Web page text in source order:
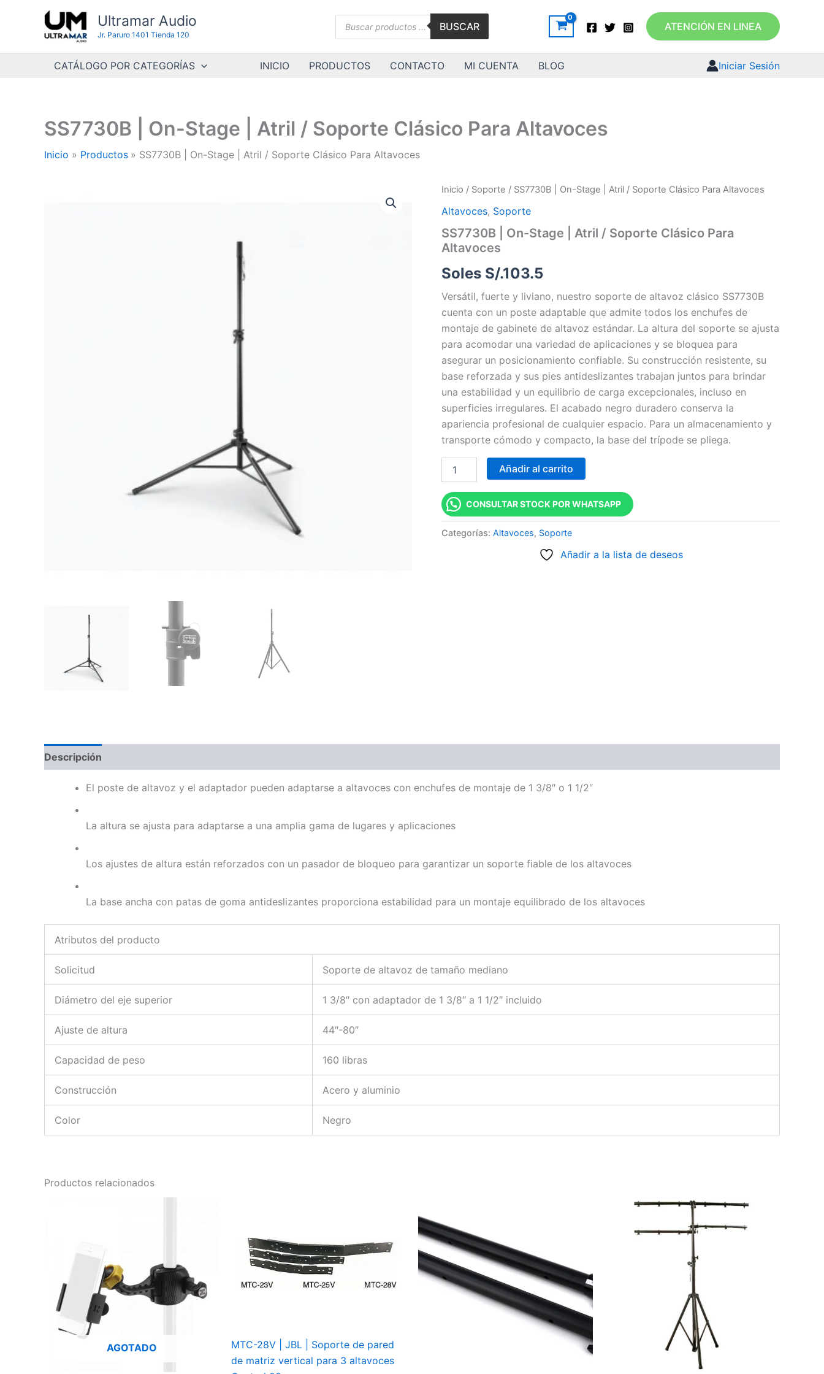
contenido
Ultramar Audio
Jr. Paruro 1401 Tienda 120
Búsqueda
BUSCAR ATENCIÓN EN LINEA
CATÁLOGO POR CATEGORÍAS INICIO PRODUCTOS CONTACTO MI CUENTA BLOG Iniciar Sesión
SS7730B | On-Stage | Atril / Soporte Clásico Para Altavoces
Inicio Productos SS7730B | On-Stage | Atril / Soporte Clásico Para Altavoces
Inicio / Soporte / SS7730B | On-Stage | Atril / Soporte Clásico Para Altavoces
Altavoces, Soporte
SS7730B | On-Stage | Atril / Soporte Clásico Para
Altavoces
Soles S/.103.5
Versátil, fuerte y liviano, nuestro soporte de altavoz clásico SS7730B
cuenta con un poste adaptable que admite todos los enchufes de
montaje de gabinete de altavoz estándar. La altura del soporte se ajusta
para acomodar una variedad de aplicaciones y se bloquea para
asegurar un posicionamiento confiable. Su construcción resistente, su
base reforzada y sus pies antideslizantes trabajan juntos para brindar
una estabilidad y un equilibrio de carga excepcionales, incluso en
superficies irregulares. El acabado negro duradero conserva la
apariencia profesional de cualquier espacio. Para un almacenamiento y
transporte cómodo y compacto, la base del trípode se pliega.
SS7730B
On-
|
Atril
Soporte
Para
Altavoces
cantidad
Añadir al carrito
CONSULTAR STOCK POR WHATSAPP
Categorías: Altavoces, Soporte
Añadir a la lista de deseos
Descripción
El poste de altavoz y el adaptador pueden adaptarse a altavoces con enchufes de montaje de 1 3/8″ o 1 1/2″
La altura se ajusta para adaptarse a una amplia gama de lugares y aplicaciones
Los ajustes de altura están reforzados con un pasador de bloqueo para garantizar un soporte fiable de los altavoces
La base ancha con patas de goma antideslizantes proporciona estabilidad para un montaje equilibrado de los altavoces
Atributos del producto
Solicitud Soporte de altavoz de tamaño mediano
Diámetro del eje superior 1 3/8″ con adaptador de 1 3/8″ a 1 1/2″ incluido
Ajuste de altura 44″-80″
Capacidad de peso 160 libras
Construcción Acero y aluminio
Color Negro
Productos relacionados
AGOTADO
MTC-28V | JBL | Soporte de pared
de matriz vertical para 3 altavoces